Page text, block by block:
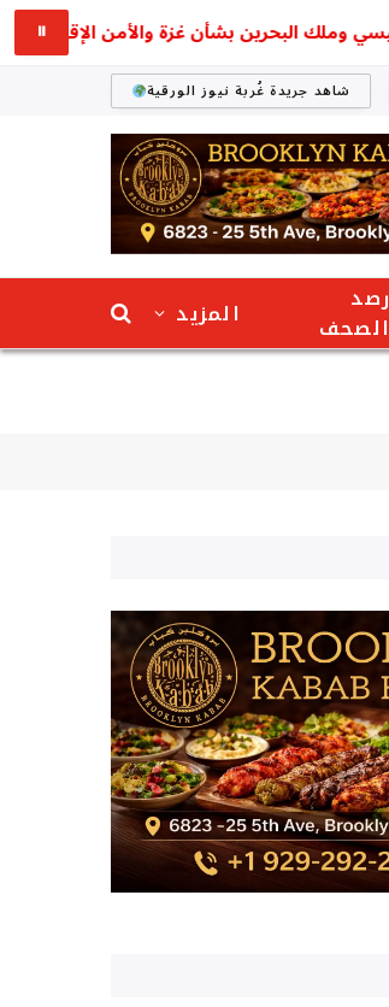
⏸
شاهد جريدة غُربة نيوز الورقية
رصد
الصحف
المزيد